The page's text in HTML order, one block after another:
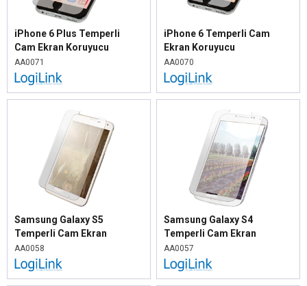
iPhone 6 Plus Temperli
Cam Ekran Koruyucu
AA0071
iPhone 6 Temperli Cam
Ekran Koruyucu
AA0070
Samsung Galaxy S5
Temperli Cam Ekran
Koruyucu
AA0058
Samsung Galaxy S4
Temperli Cam Ekran
Koruyucu
AA0057